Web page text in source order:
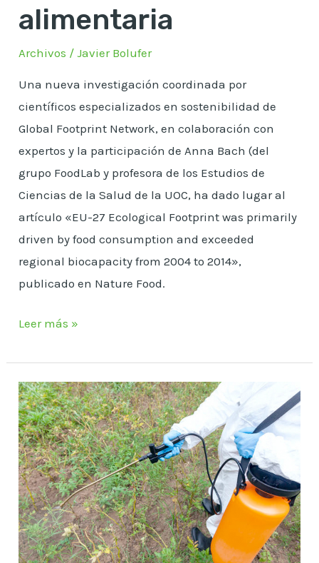
alimentaria
Archivos /Javier Bolufer
Una nueva investigación coordinada por
científicos especializados en sostenibilidad de
Global Footprint Network, en colaboración con
expertos y la participación de Anna Bach (del
grupo FoodLab y profesora de los Estudios de
Ciencias de la Salud de la UOC, ha dado lugar al
artículo «EU-27 Ecological Footprint was primarily
driven by food consumption and exceeded
regional biocapacity from 2004 to 2014»,
publicado en Nature Food.
Leer más »
GLIFOSATO/ROUNDUP/La
enorme
presión
del
lobby
Monsanto